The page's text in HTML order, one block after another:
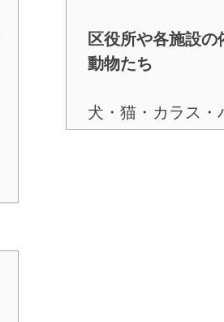
区役所や各施設
動物たち
犬・猫・カラス・